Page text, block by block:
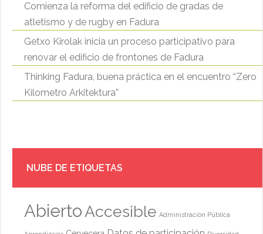
Comienza la reforma del edificio de gradas de
atletismo y de rugby en Fadura
Getxo Kirolak inicia un proceso participativo para
renovar el edificio de frontones de Fadura
Thinking Fadura, buena práctica en el encuentro “Zero
Kilometro Arkitektura”
NUBE DE ETIQUETAS
AbiertoAccesible Administración Pública